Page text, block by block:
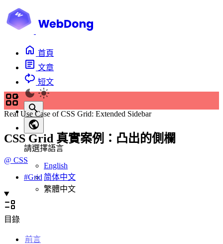
首頁
文章
短文
請選擇語言
English
简体中文
繁體中文
Real Use Case of CSS Grid: Extended Sidebar
CSS Grid 真實案例：凸出的側欄
@ CSS
#Grid
目錄
前言